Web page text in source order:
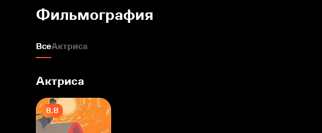
Фильмография
ВсеАктриса
Актриса
8.8